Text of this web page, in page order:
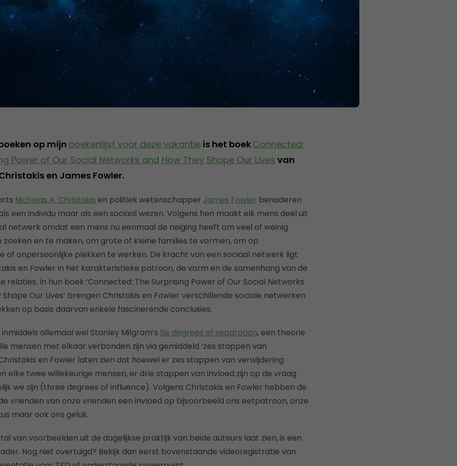
op mijn boekenlijst voor deze vakantieis het boek Connected:
Power of Our Social Networks and How They Shape Our Lives van
en James Fowler.
Nicholas A. Christakis en politiek wetenschapper James Fowler benaderen
een individu maar als een sociaal wezen. Volgens hen maakt elk mens deel uit
netwerk omdat een mens nu eenmaal de neiging heeft om veel of weinig
zoeken en te maken, om grote of kleine families te vormen, om op
of onpersoonlijke plekken te werken. De kracht van een sociaal netwerk ligt
en Fowler in het karakteristieke patroon, de vorm en de samenhang van de
relaties. In hun boek ‘Connected: The Surprising Power of Our Social Networks
Shape Our Lives’ brengen Christakis en Fowler verschillende sociale netwerken
op basis daarvan enkele fascinerende conclusies.
allemaal wel Stanley Milgram’s Six degrees of separation, een theorie
mensen met elkaar verbonden zijn via gemiddeld ‘zes stappen van
en Fowler laten zien dat hoewel er zes stappen van verwijdering
elke twee willekeurige mensen, er drie stappen van invloed zijn op de vraag
we zijn (three degrees of influence). Volgens Christakis en Fowler hebben de
vrienden van onze vrienden een invloed op bijvoorbeeld ons eetpatroon, onze
maar ook ons geluk.
van voorbeelden uit de dagelijkse praktijk van beide auteurs laat zien, is een
Nog niet overtuigd? Bekijk dan eerst bovenstaande videoregistratie van